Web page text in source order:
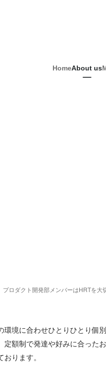
HomeAbout us
プロダクト開発部メンバーはHRTを大
環境に合わせひとりひとり個
額制で発達や好みに合った